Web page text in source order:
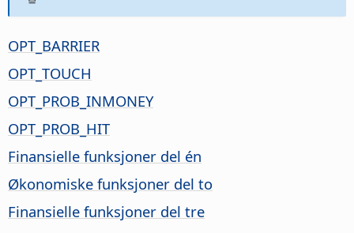
OPT_BARRIER
OPT_TOUCH
OPT_PROB_INMONEY
OPT_PROB_HIT
Finansielle funksjoner del én
Økonomiske funksjoner del to
Finansielle funksjoner del tre